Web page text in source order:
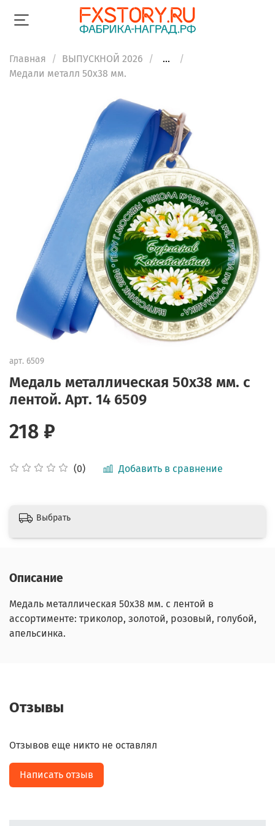
Главная ВЫПУСКНОЙ 2026
...
Медали металл 50х38 мм.
арт. 6509
Медаль металлическая 50х38 мм. с
лентой. Арт. 14 6509
(0) Добавить в сравнение
218 ₽
Выбрать
Описание
Медаль металлическая 50х38 мм. с лентой в
ассортименте: триколор, золотой, розовый, голубой,
апельсинка.
Отзывы
Отзывов еще никто не оставлял
Написать отзыв